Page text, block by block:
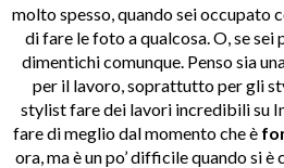
molto spesso, quando sei occupato
di fare le foto a qualcosa. O, se sei
dimentichi comunque. Penso sia
per il lavoro, soprattutto per gli
stylist fare dei lavori incredibili su
fare di meglio dal momento che è
ora, ma è un po’ difficile quando si è